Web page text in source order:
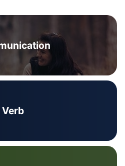
Verb